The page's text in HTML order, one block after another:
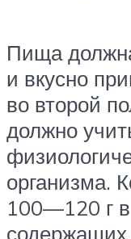
Пища
и вкусно
во второй
должно
организма.
100—120 г в
содержащих